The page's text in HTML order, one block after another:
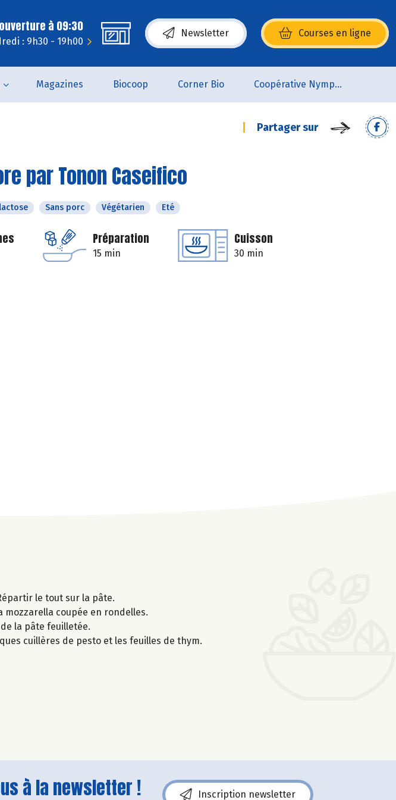
à 09:30
: 9h30 - 19h00
Newsletter Courses en ligne
(s’ouvre dans une nouvelle fenêtre)
Magazines Biocoop Corner Bio Coopérative Nymphéa
Partager sur
par Tonon Caseifico
Sans porc Végétarien Eté
Préparation
15 min
Cuisson
30 min
le tout sur la pâte.
coupée en rondelles.
la pâte feuilletée.
cuillères de pesto et les feuilles de thym.
à la newsletter ! Inscription newsletter